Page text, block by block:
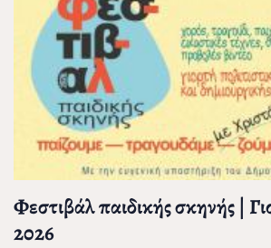
Φεστιβάλ παιδικής σκηνής |
2026